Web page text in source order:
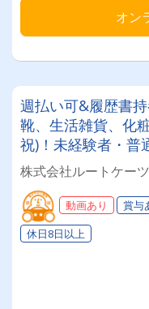
オン
週払い可&履歴書
靴、生活雑貨、化
祝)！未経験者・普
取得時は50%費用
与・勤続給・子ど
株式会社ルートケー
動画あり 賞与
休日8日以上